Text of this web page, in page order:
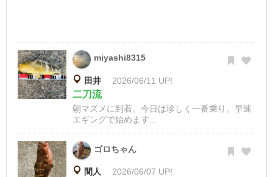
miyashi8315
田井 2026/06/11 UP!
二刀流
朝マズメに到着。今日は珍しく一番乗り。早速
エギングで始めます...
ゴロちゃん
間人 2026/06/07 UP!